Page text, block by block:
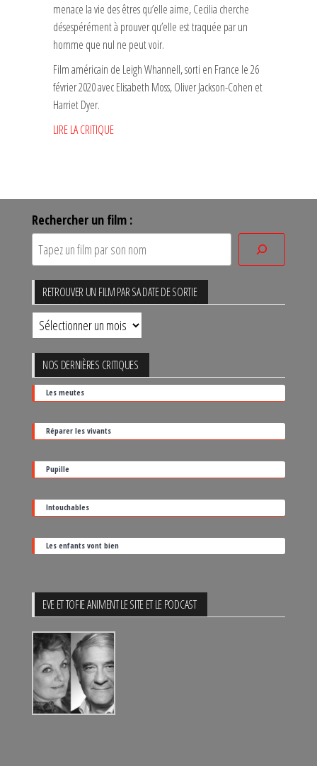
menace la vie des êtres qu’elle aime, Cecilia cherche
désespérément à prouver qu’elle est traquée par un
homme que nul ne peut voir.
Film américain de Leigh Whannell, sorti en France le 26
février 2020 avec Elisabeth Moss, Oliver Jackson-Cohen et
Harriet Dyer.
LIRE LA CRITIQUE
Rechercher un film :
RETROUVER UN FILM PAR SA DATE DE SORTIE
Retrouver
un
film
par
sa
date
de
sortie
NOS DERNIÈRES CRITIQUES
Les meutes
Réparer les vivants
Pupille
Intouchables
Les enfants vont bien
EVE ET TOFIE ANIMENT LE SITE ET LE PODCAST